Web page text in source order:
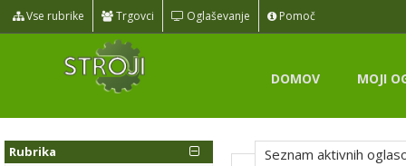
Vse rubrike Trgovci Oglaševanje Pomoč
DOMOV MOJI
Rubrika
Seznam aktivnih